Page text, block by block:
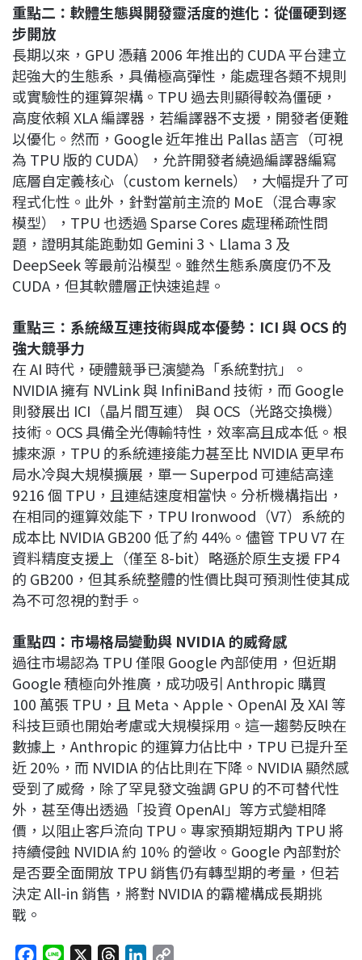
重點二：軟體生態與開發靈活度的進化：從僵硬到逐
步開放
長期以來，GPU 憑藉 2006 年推出的 CUDA 平台建立
起強大的生態系，具備極高彈性，能處理各類不規則
或實驗性的運算架構。TPU 過去則顯得較為僵硬，
高度依賴 XLA 編譯器，若編譯器不支援，開發者便難
以優化。然而，Google 近年推出 Pallas 語言（可視
為 TPU 版的 CUDA），允許開發者繞過編譯器編寫
底層自定義核心（custom kernels），大幅提升了可
程式化性。此外，針對當前主流的 MoE（混合專家
模型），TPU 也透過 Sparse Cores 處理稀疏性問
題，證明其能跑動如 Gemini 3、Llama 3 及
DeepSeek 等最前沿模型。雖然生態系廣度仍不及
CUDA，但其軟體層正快速追趕。
重點三：系統級互連技術與成本優勢：ICI 與 OCS 的
強大競爭力
在 AI 時代，硬體競爭已演變為「系統對抗」。
NVIDIA 擁有 NVLink 與 InfiniBand 技術，而 Google
則發展出 ICI（晶片間互連） 與 OCS（光路交換機）
技術。OCS 具備全光傳輸特性，效率高且成本低。根
據來源，TPU 的系統連接能力甚至比 NVIDIA 更早布
局水冷與大規模擴展，單一 Superpod 可連結高達
9216 個 TPU，且連結速度相當快。分析機構指出，
在相同的運算效能下，TPU Ironwood（V7）系統的
成本比 NVIDIA GB200 低了約 44%。儘管 TPU V7 在
資料精度支援上（僅至 8-bit）略遜於原生支援 FP4
的 GB200，但其系統整體的性價比與可預測性使其成
為不可忽視的對手。
重點四：市場格局變動與 NVIDIA 的威脅感
過往市場認為 TPU 僅限 Google 內部使用，但近期
Google 積極向外推廣，成功吸引 Anthropic 購買
100 萬張 TPU，且 Meta、Apple、OpenAI 及 XAI 等
科技巨頭也開始考慮或大規模採用。這一趨勢反映在
數據上，Anthropic 的運算力佔比中，TPU 已提升至
近 20%，而 NVIDIA 的佔比則在下降。NVIDIA 顯然感
受到了威脅，除了罕見發文強調 GPU 的不可替代性
外，甚至傳出透過「投資 OpenAI」等方式變相降
價，以阻止客戶流向 TPU。專家預期短期內 TPU 將
持續侵蝕 NVIDIA 約 10% 的營收。Google 內部對於
是否要全面開放 TPU 銷售仍有轉型期的考量，但若
決定 All-in 銷售，將對 NVIDIA 的霸權構成長期挑
戰。